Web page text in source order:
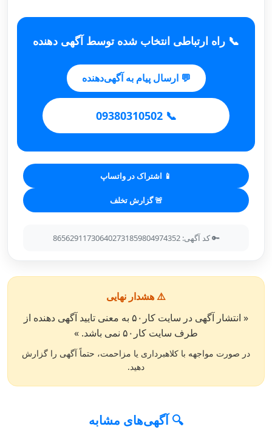
📞 راه ارتباطی انتخاب شده توسط آگهی دهنده
💬 ارسال پیام به آگهی‌دهنده
📞 09380310502
📱 اشتراک در واتساپ
🚨 گزارش تخلف
🔑 کد آگهی: 865629117306402731859804974352
⚠️ هشدار نهایی
« انتشار آگهی در سایت کار۵۰ به معنی تایید آگهی دهنده از
طرف سایت کار۵۰ نمی باشد. »
در صورت مواجهه با کلاهبرداری یا مزاحمت، حتماً آگهی را گزارش
دهید.
🔍 آگهی‌های مشابه